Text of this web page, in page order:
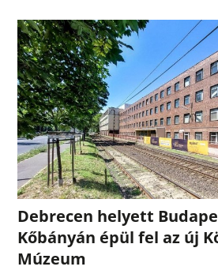
Debrecen helyett
Kőbányán épül fel az új
Múzeum